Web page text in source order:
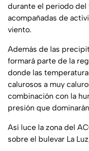
durante el periodo
acompañadas de
viento.
Además de las
formará parte de la
donde las
calurosos a muy
combinación con la
presión que
Así luce la zona del
sobre el bulevar La